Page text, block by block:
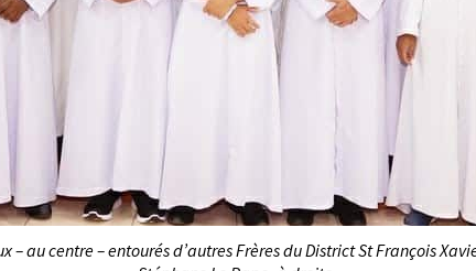
– au centre – entourés d’autres Frères du District St François